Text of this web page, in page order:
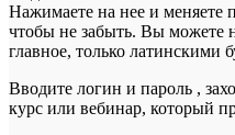
Нажимаете на нее и меняете
чтобы не забыть. Вы можете
главное, только латинскими
Вводите логин и пароль ,
курс или вебинар, который